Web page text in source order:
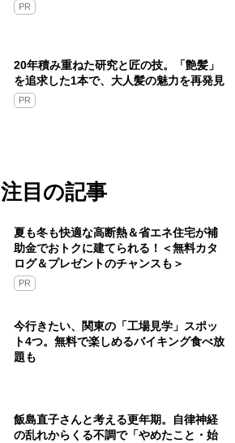
PR
20年積み重ねた研究と匠の技。「艶髪」
を追求した1本で、大人髪の魅力を再発見
PR
注目の記事
夏も冬も快適な高断熱＆省エネ住宅が補
助金でおトクに建てられる！＜無料カタ
ログ＆プレゼントのチャンスも＞
PR
今行きたい、関東の「工場見学」スポッ
ト4つ。無料で楽しめるバイキング食べ放
題も
飯島直子さんと考える更年期。自律神経
の乱れからくる不調で「やめたこと・始